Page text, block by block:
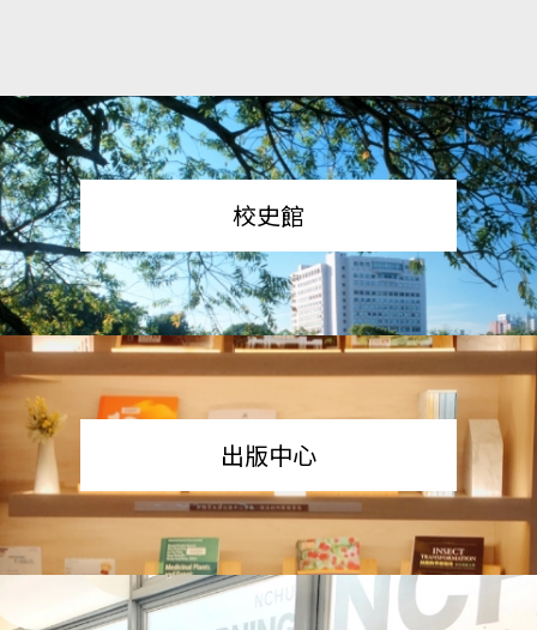
校史館
出版中心